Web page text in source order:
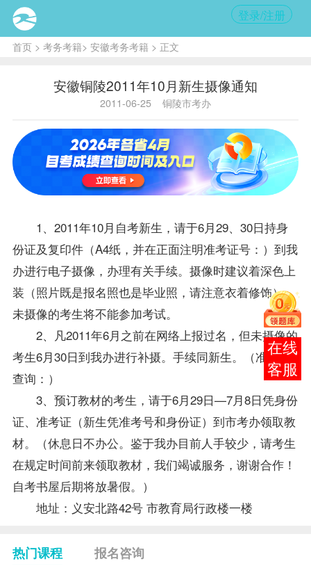
登录/注册
首页> 考务考籍> 安徽考务考籍 > 正文
安徽铜陵2011年10月新生摄像通知
2011-06-25 铜陵市考办
1、2011年10月自考新生，请于6月29、30日持身
份证及复印件（A4纸，并在正面注明准考证号： ）到我
办进行电子摄像，办理有关手续。摄像时建议着深色上
装（照片既是报名照也是毕业照，请注意衣着修饰），
未摄像的考生将不能参加考试。
2、凡2011年6月之前在网络上报过名，但未摄像的
考生6月30日到我办进行补摄。手续同新生。（准考号
查询： ）
3、预订教材的考生，请于6月29日—7月8日凭身份
证、准考证（新生凭准考号和身份证）到市考办领取教
材。（休息日不办公。鉴于我办目前人手较少，请考生
在规定时间前来领取教材，我们竭诚服务，谢谢合作！
自考书屋后期将放暑假。）
地址：义安北路42号 市教育局行政楼一楼
热门课程 报名咨询
在线
客服